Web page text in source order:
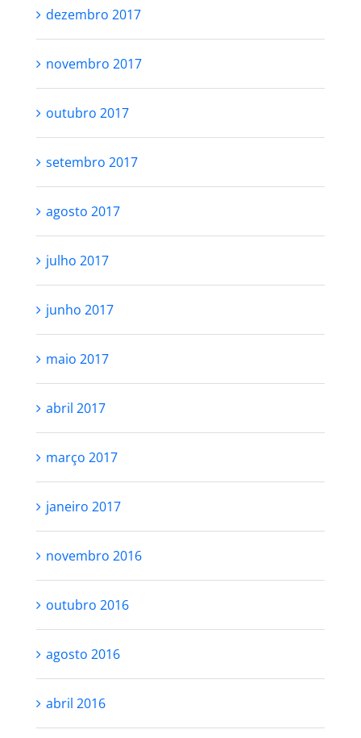
dezembro 2017
novembro 2017
outubro 2017
setembro 2017
agosto 2017
julho 2017
junho 2017
maio 2017
abril 2017
março 2017
janeiro 2017
novembro 2016
outubro 2016
agosto 2016
abril 2016